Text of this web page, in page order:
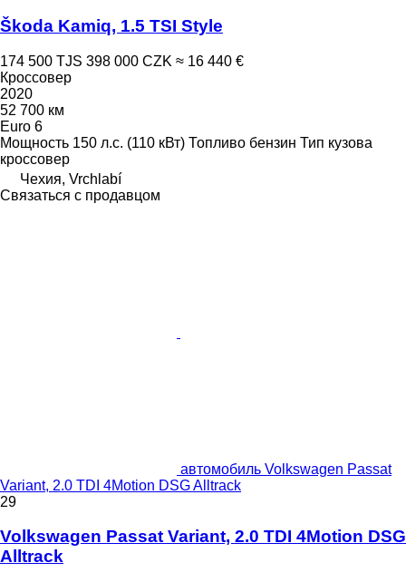
Škoda Kamiq, 1.5 TSI Style
174 500 TJS 398 000 CZK ≈ 16 440 €
Кроссовер
2020
52 700 км
Euro 6
Мощность 150 л.с. (110 кВт) Топливо бензин Тип кузова
кроссовер
Чехия, Vrchlabí
Связаться с продавцом
автомобиль Volkswagen Passat
Variant, 2.0 TDI 4Motion DSG Alltrack
29
Volkswagen Passat Variant, 2.0 TDI 4Motion DSG
Alltrack